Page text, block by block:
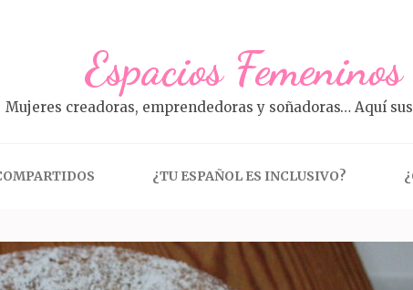
Espacios Femeninos
Mujeres creadoras, emprendedoras y soñadoras… Aquí
¿TU ESPAÑOL ES INCLUSIVO?